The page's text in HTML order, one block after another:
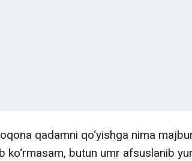
qadamni qo‘yishga nima
ko‘rmasam, butun umr afsuslanib